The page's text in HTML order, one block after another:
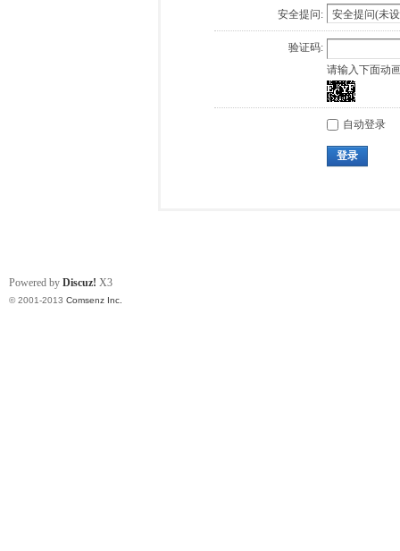
安全提问:
验证码:
请输入下面动
自动登录
登录
Powered by Discuz! X3
© 2001-2013 Comsenz Inc.